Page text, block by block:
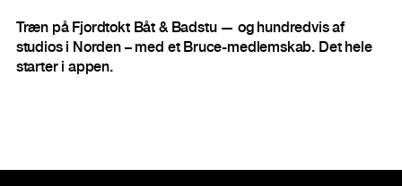
Træn på Fjordtokt Båt & Badstu — og hundredvis af
studios i Norden – med et Bruce-medlemskab. Det hele
starter i appen.